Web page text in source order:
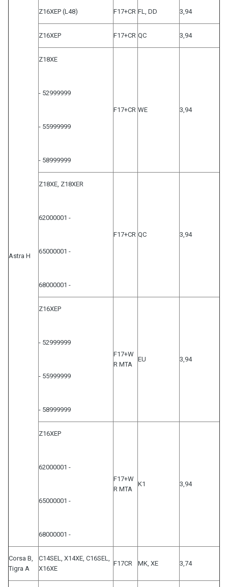
Astra H
Z16XEP (L48) F17+CR FL, DD 3,94
Z16XEP F17+CR QC 3,94
Z18XE
- 52999999
- 55999999
- 58999999
F17+CR WE 3,94
Z18XE, Z18XER
62000001 -
65000001 -
68000001 -
F17+CR QC 3,94
Z16XEP
- 52999999
- 55999999
- 58999999
F17+W
R MTA
EU 3,94
Z16XEP
62000001 -
65000001 -
68000001 -
F17+W
R MTA
K1 3,94
Corsa B,
Tigra A
C14SEL, X14XE, C16SEL,
X16XE
F17CR MK, XE 3,74